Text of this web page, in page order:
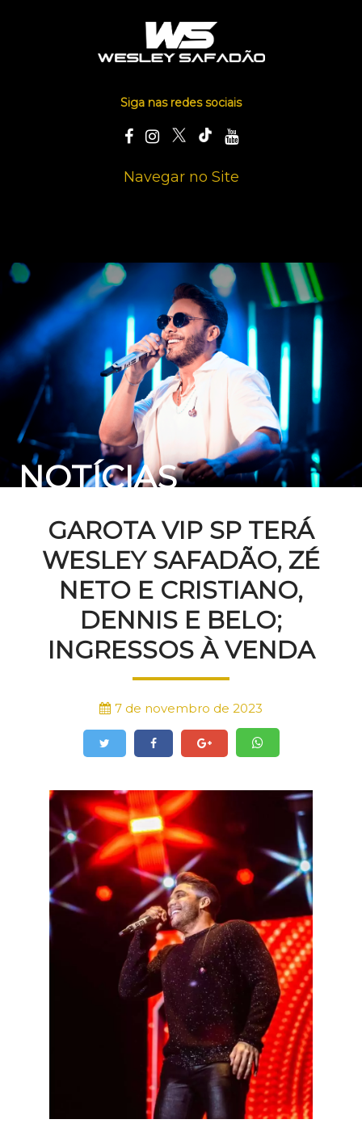
Siga nas redes sociais
Navegar no Site
NOTÍCIAS
GAROTA VIP SP TERÁ
WESLEY SAFADÃO, ZÉ
NETO E CRISTIANO,
DENNIS E BELO;
INGRESSOS À VENDA
7 de novembro de 2023